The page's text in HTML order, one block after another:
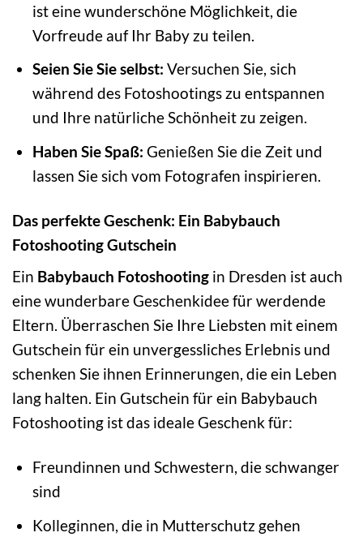
ist eine wunderschöne Möglichkeit, die
Vorfreude auf Ihr Baby zu teilen.
Seien Sie Sie selbst: Versuchen Sie, sich
während des Fotoshootings zu entspannen
und Ihre natürliche Schönheit zu zeigen.
Haben Sie Spaß: Genießen Sie die Zeit und
lassen Sie sich vom Fotografen inspirieren.
Das perfekte Geschenk: Ein Babybauch
Fotoshooting Gutschein
Ein Babybauch Fotoshooting in Dresden ist auch
eine wunderbare Geschenkidee für werdende
Eltern. Überraschen Sie Ihre Liebsten mit einem
Gutschein für ein unvergessliches Erlebnis und
schenken Sie ihnen Erinnerungen, die ein Leben
lang halten. Ein Gutschein für ein Babybauch
Fotoshooting ist das ideale Geschenk für:
Freundinnen und Schwestern, die schwanger
sind
Kolleginnen, die in Mutterschutz gehen